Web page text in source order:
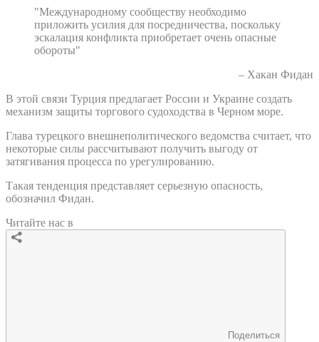
"Международному сообществу необходимо
приложить усилия для посредничества, поскольку
эскалация конфликта приобретает очень опасные
обороты"
– Хакан Фидан
В этой связи Турция предлагает России и Украине создать
механизм защиты торгового судоходства в Черном море.
Глава турецкого внешнеполитического ведомства считает, что
некоторые силы рассчитывают получить выгоду от
затягивания процесса по урегулированию.
Такая тенденция представляет серьезную опасность,
обозначил Фидан.
Читайте нас в
Поделиться